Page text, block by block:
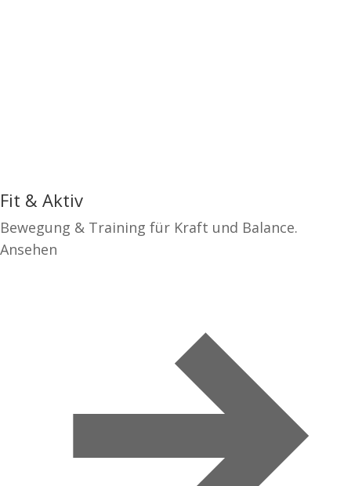
Fit & Aktiv
Bewegung & Training für Kraft und Balance.
Ansehen